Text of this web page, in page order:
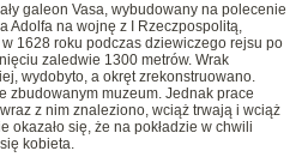
galeon Vasa, wybudowany na polecenie
Adolfa na wojnę z I Rzeczpospolitą,
w 1628 roku podczas dziewiczego rejsu po
zaledwie 1300 metrów. Wrak
wydobyto, a okręt zrekonstruowano.
zbudowanym muzeum. Jednak prace
z nim znaleziono, wciąż trwają i wciąż
okazało się, że na pokładzie w chwili
kobieta.